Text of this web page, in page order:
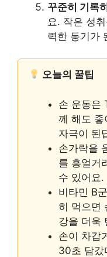
꾸준히 기록
요. 작은 성
력한 동기가
오늘의 꿀팁
손 운동은
께 해도 좋
자극이 된
손가락을
를 흥얼거
수 있어요.
비타민 B
히 먹으면
강을 더욱
손이 차갑
30초 담갔